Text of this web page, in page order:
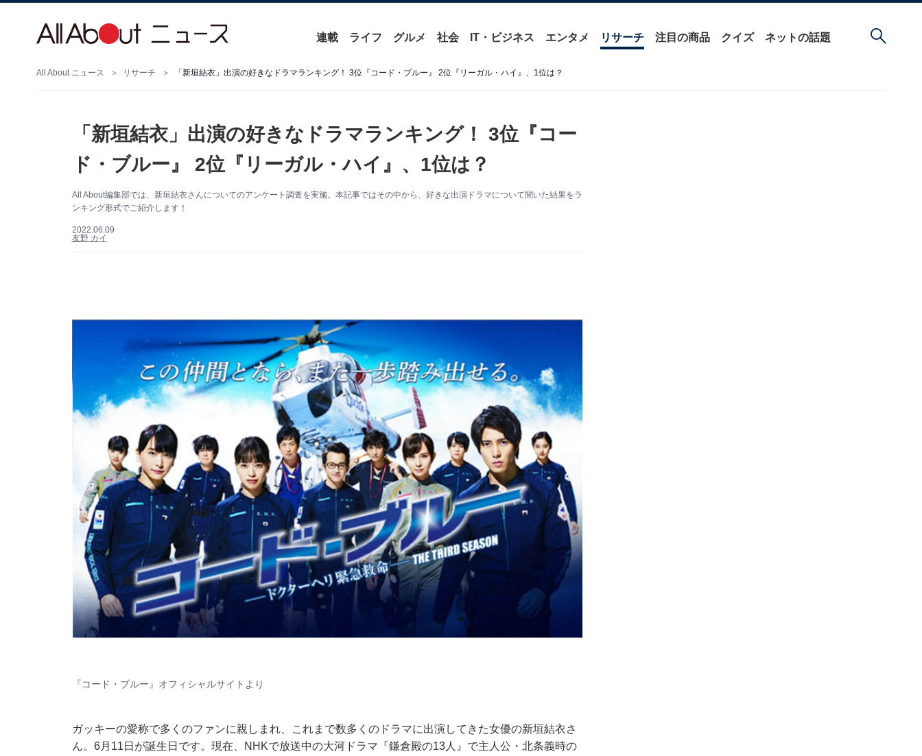
連載 ライフ グルメ 社会 IT・ビジネス エンタメ リサーチ 注目の商品 クイズ ネットの話題
All About ニュース リサーチ 「新垣結衣」出演の好きなドラマランキング！ 3位『コード・ブルー』 2位『リーガル・ハイ』、1位は？
「新垣結衣」出演の好きなドラマランキング！ 3位『コー
ド・ブルー』 2位『リーガル・ハイ』、1位は？
All About編集部では、新垣結衣さんについてのアンケート調査を実施。本記事ではその中から、好きな出演ドラマについて聞いた結果をラ
ンキング形式でご紹介します！
2022.06.09
友野 カイ
『コード・ブルー』オフィシャルサイト より
ガッキーの愛称で多くのファンに親しまれ、これまで数多くのドラマに出演してきた女優の新垣結衣さ
ん。6月11日が誕生日です。現在、NHKで放送中の大河ドラマ『鎌倉殿の13人』で主人公・北条義時の